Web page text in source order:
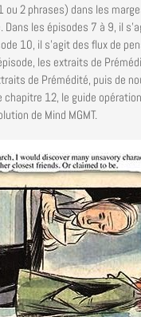
2 phrases) dans les
Dans les épisodes 7 à 9, il
10, il s’agit des flux de
les extraits de
de Prémédité, puis de
chapitre 12, le guide
de Mind MGMT.